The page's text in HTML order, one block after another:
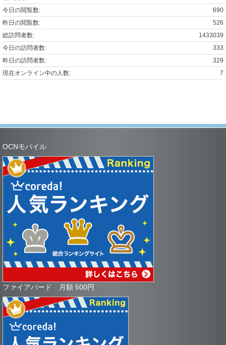
690
今日の閲覧数:
526
昨日の閲覧数:
1433039
総訪問者数:
333
今日の訪問者数:
329
昨日の訪問者数:
7
現在オンライン中の人数:
OCNモバイル
ファイアバード 月額 500円